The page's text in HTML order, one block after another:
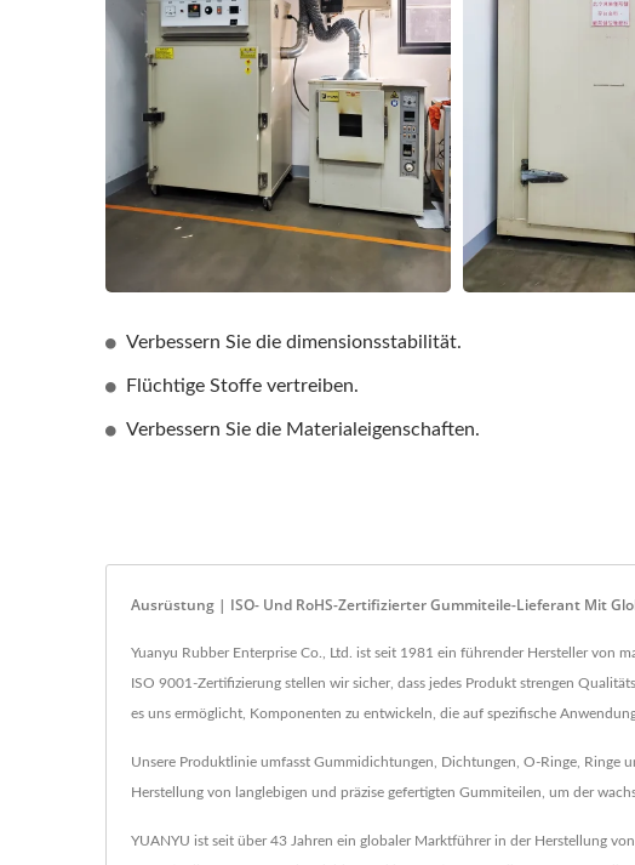
Verbessern Sie die dimensionsstabilität.
Flüchtige Stoffe vertreiben.
Verbessern Sie die Materialeigenschaften.
Ausrüstung | ISO- Und RoHS-Zertifizierter Gummiteile-Lieferant Mit
Yuanyu Rubber Enterprise Co., Ltd. ist seit 1981 ein führender Hersteller von
ISO 9001-Zertifizierung stellen wir sicher, dass jedes Produkt strengen
es uns ermöglicht, Komponenten zu entwickeln, die auf spezifische
Unsere Produktlinie umfasst Gummidichtungen, Dichtungen, O-Ringe,
Herstellung von langlebigen und präzise gefertigten Gummiteilen, um der
YUANYU ist seit über 43 Jahren ein globaler Marktführer in der Herstellung